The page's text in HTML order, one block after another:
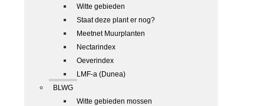
Witte gebieden
Staat deze plant er nog?
Meetnet Muurplanten
Nectarindex
Oeverindex
LMF-a (Dunea)
BLWG
Witte gebieden mossen